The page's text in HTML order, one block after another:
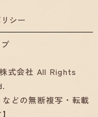
シー
式会社 All Rights
どの無断複写・転載